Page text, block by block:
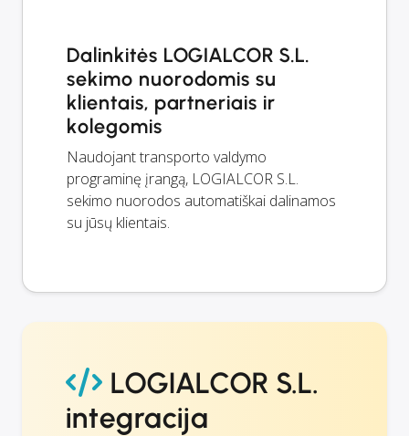
Dalinkitės LOGIALCOR S.L.
sekimo nuorodomis su
klientais, partneriais ir
kolegomis
Naudojant transporto valdymo
programinę įrangą, LOGIALCOR S.L.
sekimo nuorodos automatiškai dalinamos
su jūsų klientais.
LOGIALCOR S.L.
integracija